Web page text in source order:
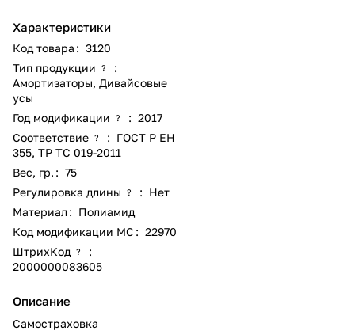
Характеристики
Код товара : 3120
Тип продукции
?
:
Амортизаторы, Дивайсовые
усы
Год модификации
? : 2017
Соответствие ? : ГОСТ Р ЕН
355, ТР ТС 019-2011
Вес, гр. : 75
Регулировка длины
? : Нет
Материал : Полиамид
Код модификации МС : 22970
ШтрихКод ?
:
2000000083605
Описание
Самостраховка